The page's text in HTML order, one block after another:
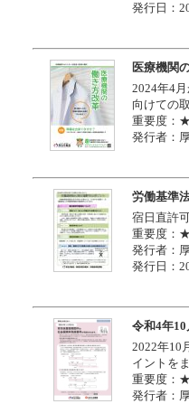
発行日：
医療機関
2024年4
向けての
重要度
発行者：
労働基準
宿日直許
重要度
発行者：
発行日：
令和4年
2022年10
イントを
重要度
発行者：